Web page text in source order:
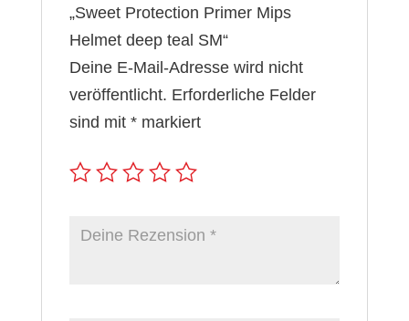
„Sweet Protection Primer Mips
Helmet deep teal SM“
Deine E-Mail-Adresse wird nicht
veröffentlicht. Erforderliche Felder
sind mit *markiert